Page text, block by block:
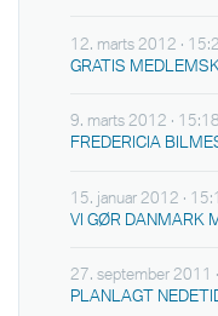
12. marts 2012 ·
GRATIS
9. marts 2012 · 15:18
FREDERICIA
15. januar 2012 ·
VI GØR DANMARK
27. september 2011
PLANLAGT